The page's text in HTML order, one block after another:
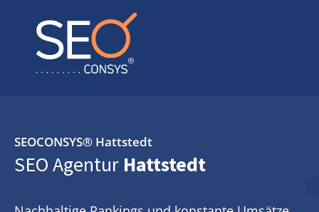
SEOCONSYS® Hattstedt
SEO Agentur Hattstedt